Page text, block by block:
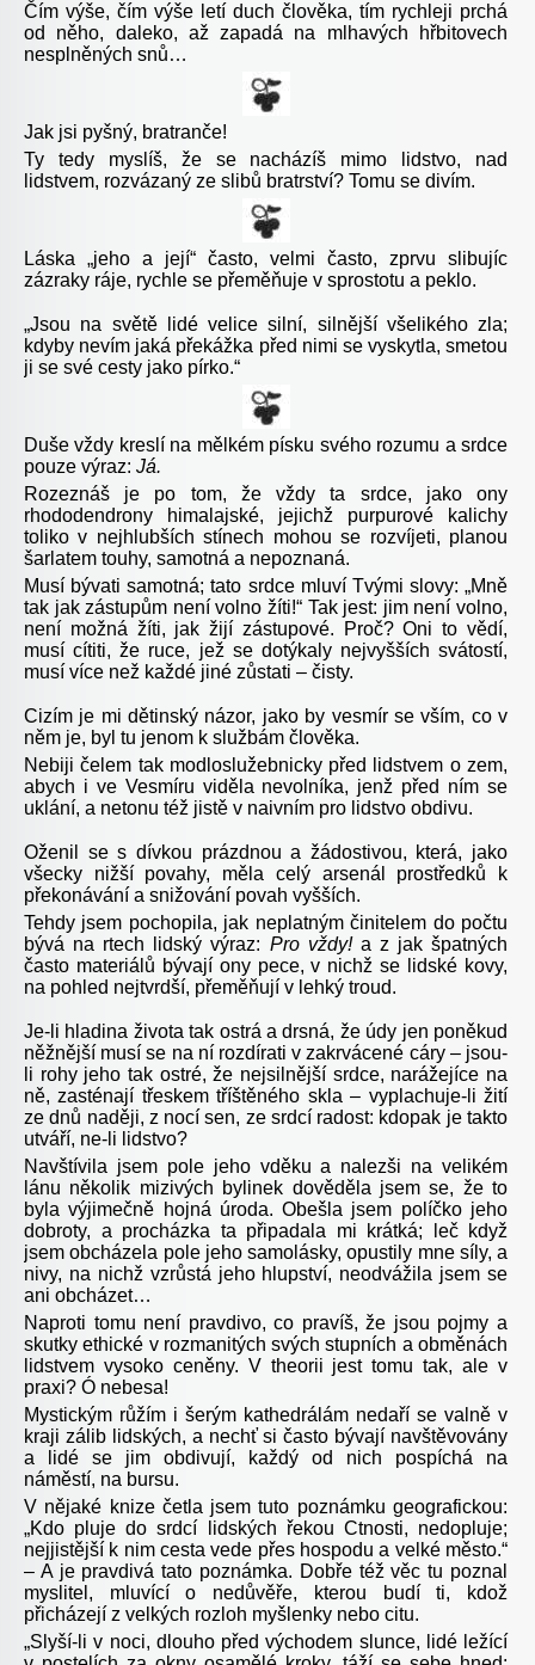
Čím výše, čím výše letí duch člověka, tím rychleji prchá
od něho, daleko, až zapadá na mlhavých hřbitovech
nesplněných snů…
Jak jsi pyšný, bratranče!
Ty tedy myslíš, že se nacházíš mimo lidstvo, nad
lidstvem, rozvázaný ze slibů bratrství? Tomu se divím.
Láska „jeho a její“ často, velmi často, zprvu slibujíc
zázraky ráje, rychle se přeměňuje v sprostotu a peklo.
„Jsou na světě lidé velice silní, silnější všelikého zla;
kdyby nevím jaká překážka před nimi se vyskytla, smetou
ji se své cesty jako pírko.“
Duše vždy kreslí na mělkém písku svého rozumu a srdce
pouze výraz: Já.
Rozeznáš je po tom, že vždy ta srdce, jako ony
rhododendrony himalajské, jejichž purpurové kalichy
toliko v nejhlubších stínech mohou se rozvíjeti, planou
šarlatem touhy, samotná a nepoznaná.
Musí bývati samotná; tato srdce mluví Tvými slovy: „Mně
tak jak zástupům není volno žíti!“ Tak jest: jim není volno,
není možná žíti, jak žijí zástupové. Proč? Oni to vědí,
musí cítiti, že ruce, jež se dotýkaly nejvyšších svátostí,
musí více než každé jiné zůstati – čisty.
Cizím je mi dětinský názor, jako by vesmír se vším, co v
něm je, byl tu jenom k službám člověka.
Nebiji čelem tak modloslužebnicky před lidstvem o zem,
abych i ve Vesmíru viděla nevolníka, jenž před ním se
uklání, a netonu též jistě v naivním pro lidstvo obdivu.
Oženil se s dívkou prázdnou a žádostivou, která, jako
všecky nižší povahy, měla celý arsenál prostředků k
překonávání a snižování povah vyšších.
Tehdy jsem pochopila, jak neplatným činitelem do počtu
bývá na rtech lidský výraz: Pro vždy! a z jak špatných
často materiálů bývají ony pece, v nichž se lidské kovy,
na pohled nejtvrdší, přeměňují v lehký troud.
Je-li hladina života tak ostrá a drsná, že údy jen poněkud
něžnější musí se na ní rozdírati v zakrvácené cáry – jsou-
li rohy jeho tak ostré, že nejsilnější srdce, narážejíce na
ně, zasténají třeskem tříštěného skla – vyplachuje-li žití
ze dnů naději, z nocí sen, ze srdcí radost: kdopak je takto
utváří, ne-li lidstvo?
Navštívila jsem pole jeho vděku a nalezši na velikém
lánu několik mizivých bylinek dověděla jsem se, že to
byla výjimečně hojná úroda. Obešla jsem políčko jeho
dobroty, a procházka ta připadala mi krátká; leč když
jsem obcházela pole jeho samolásky, opustily mne síly, a
nivy, na nichž vzrůstá jeho hlupství, neodvážila jsem se
ani obcházet…
Naproti tomu není pravdivo, co pravíš, že jsou pojmy a
skutky ethické v rozmanitých svých stupních a obměnách
lidstvem vysoko ceněny. V theorii jest tomu tak, ale v
praxi? Ó nebesa!
Mystickým růžím i šerým kathedrálám nedaří se valně v
kraji zálib lidských, a nechť si často bývají navštěvovány
a lidé se jim obdivují, každý od nich pospíchá na
náměstí, na bursu.
V nějaké knize četla jsem tuto poznámku geografickou:
„Kdo pluje do srdcí lidských řekou Ctnosti, nedopluje;
nejjistější k nim cesta vede přes hospodu a velké město.“
– A je pravdivá tato poznámka. Dobře též věc tu poznal
myslitel, mluvící o nedůvěře, kterou budí ti, kdož
přicházejí z velkých rozloh myšlenky nebo citu.
„Slyší-li v noci, dlouho před východem slunce, lidé ležící